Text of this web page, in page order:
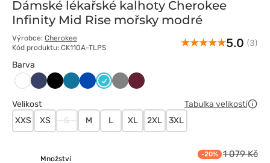
Dámské lékařské kalhoty Cherokee
Infinity Mid Rise mořsky modré
Výrobce: Cherokee
Kód produktu: CK110A-TLPS
5.0 (3)
Barva
Biały CiemnyCzarnyKaraibski
Królewski
MorskiSzary Wiśniowy
Velikost
Tabulka velikostí
XXS
XS S M L XL 2XL 3XL
Množství
-20% 1 079 Kč